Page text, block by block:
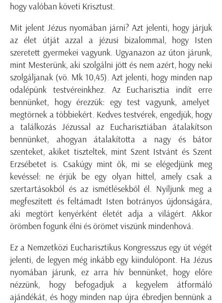
hogy valóban követi Krisztust.
Mit jelent Jézus nyomában járni? Azt jelenti, hogy járjuk
az élet útját azzal a jézusi bizalommal, hogy Isten
szeretett gyermekei vagyunk. Ugyanazon az úton járunk,
mint Mesterünk, aki szolgálni jött és nem azért, hogy neki
szolgáljanak (vö. Mk 10,45). Azt jelenti, hogy minden nap
odalépünk testvéreinkhez. Az Eucharisztia indít erre
bennünket, hogy érezzük: egy test vagyunk, amelyet
megtörnek a többiekért. Kedves testvérek, engedjük, hogy
a találkozás Jézussal az Eucharisztiában átalakítson
bennünket, ahogyan átalakította a nagy és bátor
szenteket, akiket tiszteltek, mint Szent Istvánt és Szent
Erzsébetet is. Csakúgy mint ők, mi se elégedjünk meg
kevéssel: ne érjük be egy olyan hittel, amely csak a
szertartásokból és az ismétlésekből él. Nyíljunk meg a
megfeszített és feltámadt Isten botrányos újdonságára,
aki megtört kenyérként életét adja a világért. Akkor
örömben fogunk élni és örömet viszünk mindenhová.
Ez a Nemzetközi Eucharisztikus Kongresszus egy út végét
jelenti, de legyen még inkább egy kiindulópont. Ha Jézus
nyomában járunk, ez arra hív bennünket, hogy előre
nézzünk, hogy befogadjuk a kegyelem átformáló
ajándékát, és hogy minden nap újra ébredjen bennünk a